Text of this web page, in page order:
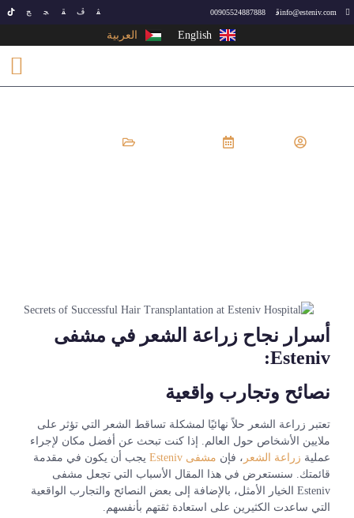
info@esteniv.com
00905524887888
English العربية
أسرار نجاح زراعة الشعر في مشفى
Esteniv:
نصائح وتجارب واقعية
تعتبر زراعة الشعر حلاً نهائيًا لمشكلة تساقط الشعر التي تؤثر على
ملايين الأشخاص حول العالم. إذا كنت تبحث عن أفضل مكان لإجراء
عملية زراعة الشعر ، فإن مشفى Esteniv
يجب أن يكون في مقدمة
قائمتك. سنستعرض في هذا المقال الأسباب التي تجعل مشفى
Esteniv الخيار الأمثل، بالإضافة إلى بعض النصائح والتجارب الواقعية
التي ساعدت الكثيرين على استعادة ثقتهم بأنفسهم.